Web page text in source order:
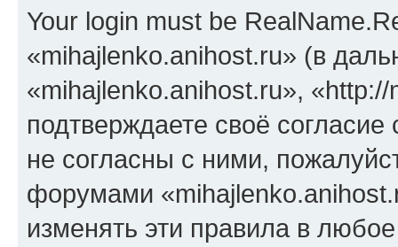
Your login must be
«mihajlenko.anihost.ru» (в
«mihajlenko.anihost.ru»,
подтверждаете своё
не согласны с ними,
форумами
изменять эти правила в